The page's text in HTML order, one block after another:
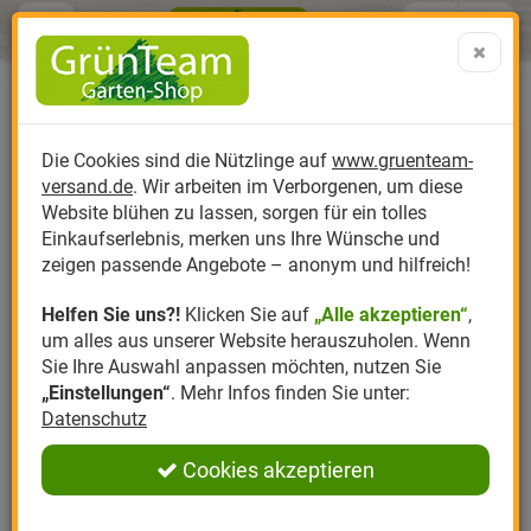
Produktkatalog
Anzucht
Dünger
Erde
Kompost
Pflanzenstärkung
Nützlinge Nützlinge gegen
Nützlingsarten
Nützlingsförderung
Nützlingszubehör
Hersteller
Biplantol
Felco
Gloria
Greenfield
Romberg
Themenwelt
Gemüsegarten
Rasen
Rosen
Ziergarten
Kräutergarten
Ratgeber
Aktuelle Themen
Schädlinge aktuell
Angebote
Sparsets / Set-
Angebote
0 ARTIKEL IM WARENKORB
Ergebnisse () Fertig
Menü Search
Die Cookies sind die Nützlinge auf www.gruenteam-
versand.de. Wir arbeiten im Verborgenen, um diese
Website blühen zu lassen, sorgen für ein tolles
Einkaufserlebnis, merken uns Ihre Wünsche und
zeigen passende Angebote – anonym und hilfreich!
Helfen Sie uns?! Klicken Sie auf „Alle akzeptieren“,
um alles aus unserer Website herauszuholen. Wenn
Sie Ihre Auswahl anpassen möchten, nutzen Sie
„Einstellungen“. Mehr Infos finden Sie unter:
Datenschutz
Cookies akzeptieren